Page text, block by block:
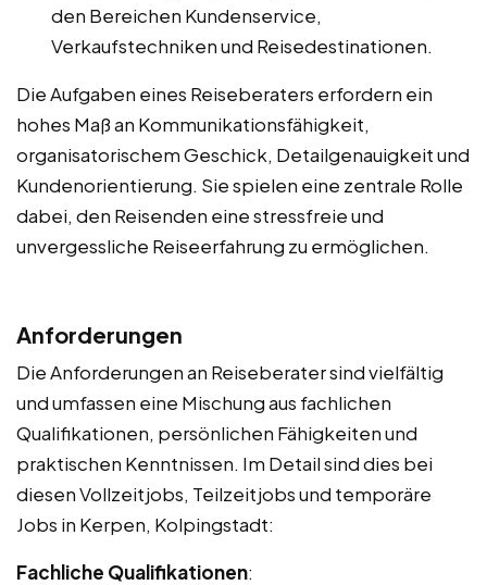
den Bereichen Kundenservice,
Verkaufstechniken und Reisedestinationen.
Die Aufgaben eines Reiseberaters erfordern ein
hohes Maß an Kommunikationsfähigkeit,
organisatorischem Geschick, Detailgenauigkeit und
Kundenorientierung. Sie spielen eine zentrale Rolle
dabei, den Reisenden eine stressfreie und
unvergessliche Reiseerfahrung zu ermöglichen.
Anforderungen
Die Anforderungen an Reiseberater sind vielfältig
und umfassen eine Mischung aus fachlichen
Qualifikationen, persönlichen Fähigkeiten und
praktischen Kenntnissen. Im Detail sind dies bei
diesen Vollzeitjobs, Teilzeitjobs und temporäre
Jobs in Kerpen, Kolpingstadt:
Fachliche Qualifikationen: